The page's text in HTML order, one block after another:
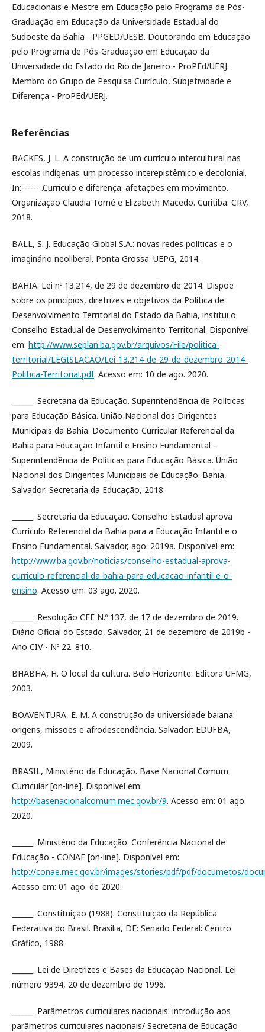
Educacionais e Mestre em Educação pelo Programa de Pós-
Graduação em Educação da Universidade Estadual do
Sudoeste da Bahia - PPGED/UESB. Doutorando em Educação
pelo Programa de Pós-Graduação em Educação da
Universidade do Estado do Rio de Janeiro - ProPEd/UERJ.
Membro do Grupo de Pesquisa Currículo, Subjetividade e
Diferença - ProPEd/UERJ.
Referências
BACKES, J. L. A construção de um currículo intercultural nas
escolas indígenas: um processo interepistêmico e decolonial.
In:------ .Currículo e diferença: afetações em movimento.
Organização Claudia Tomé e Elizabeth Macedo. Curitiba: CRV,
2018.
BALL, S. J. Educação Global S.A.: novas redes políticas e o
imaginário neoliberal. Ponta Grossa: UEPG, 2014.
BAHIA. Lei nº 13.214, de 29 de dezembro de 2014. Dispõe
sobre os princípios, diretrizes e objetivos da Política de
Desenvolvimento Territorial do Estado da Bahia, institui o
Conselho Estadual de Desenvolvimento Territorial. Disponível
em: http://www.seplan.ba.gov.br/arquivos/File/politica-
territorial/LEGISLACAO/Lei-13.214-de-29-de-dezembro-2014-
Politica-Territorial.pdf. Acesso em: 10 de ago. 2020.
______. Secretaria da Educação. Superintendência de Políticas
para Educação Básica. União Nacional dos Dirigentes
Municipais da Bahia. Documento Curricular Referencial da
Bahia para Educação Infantil e Ensino Fundamental –
Superintendência de Políticas para Educação Básica. União
Nacional dos Dirigentes Municipais de Educação. Bahia,
Salvador: Secretaria da Educação, 2018.
______. Secretaria da Educação. Conselho Estadual aprova
Currículo Referencial da Bahia para a Educação Infantil e o
Ensino Fundamental. Salvador, ago. 2019a. Disponível em:
http://www.ba.gov.br/noticias/conselho-estadual-aprova-
curriculo-referencial-da-bahia-para-educacao-infantil-e-o-
ensino. Acesso em: 03 ago. 2020.
______. Resolução CEE N.º 137, de 17 de dezembro de 2019.
Diário Oficial do Estado, Salvador, 21 de dezembro de 2019b -
Ano CIV - Nº 22. 810.
BHABHA, H. O local da cultura. Belo Horizonte: Editora UFMG,
2003.
BOAVENTURA, E. M. A construção da universidade baiana:
origens, missões e afrodescendência. Salvador: EDUFBA,
2009.
BRASIL, Ministério da Educação. Base Nacional Comum
Curricular [on-line]. Disponível em:
http://basenacionalcomum.mec.gov.br/9. Acesso em: 01 ago.
2020.
______. Ministério da Educação. Conferência Nacional de
Educação - CONAE [on-line]. Disponível em:
http://conae.mec.gov.br/images/stories/pdf/pdf/documetos/
Acesso em: 01 ago. de 2020.
______. Constituição (1988). Constituição da República
Federativa do Brasil. Brasília, DF: Senado Federal: Centro
Gráfico, 1988.
______. Lei de Diretrizes e Bases da Educação Nacional. Lei
número 9394, 20 de dezembro de 1996.
______. Parâmetros curriculares nacionais: introdução aos
parâmetros curriculares nacionais/ Secretaria de Educação